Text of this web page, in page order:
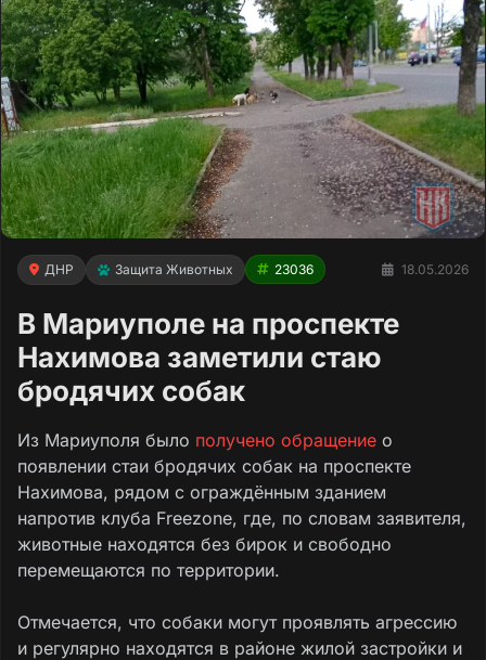
ДНР Защита Животных 23036 18.05.2026
В Мариуполе на проспекте
Нахимова заметили стаю
бродячих собак
Из Мариуполя было получено обращение о
появлении стаи бродячих собак на проспекте
Нахимова, рядом с ограждённым зданием
напротив клуба Freezone, где, по словам заявителя,
животные находятся без бирок и свободно
перемещаются по территории.
Отмечается, что собаки могут проявлять агрессию
и регулярно находятся в районе жилой застройки и